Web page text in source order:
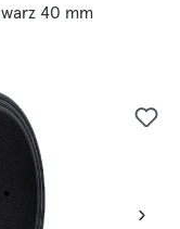
40 mm